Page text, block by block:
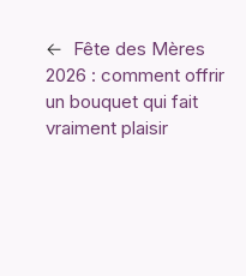
← Fête des Mères
2026 : comment offrir
un bouquet qui fait
vraiment plaisir